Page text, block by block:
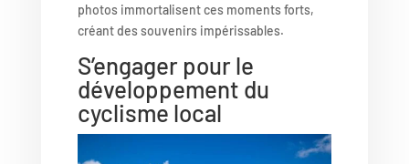
photos immortalisent ces moments forts,
créant des souvenirs impérissables.
S’engager pour le
développement du
cyclisme local